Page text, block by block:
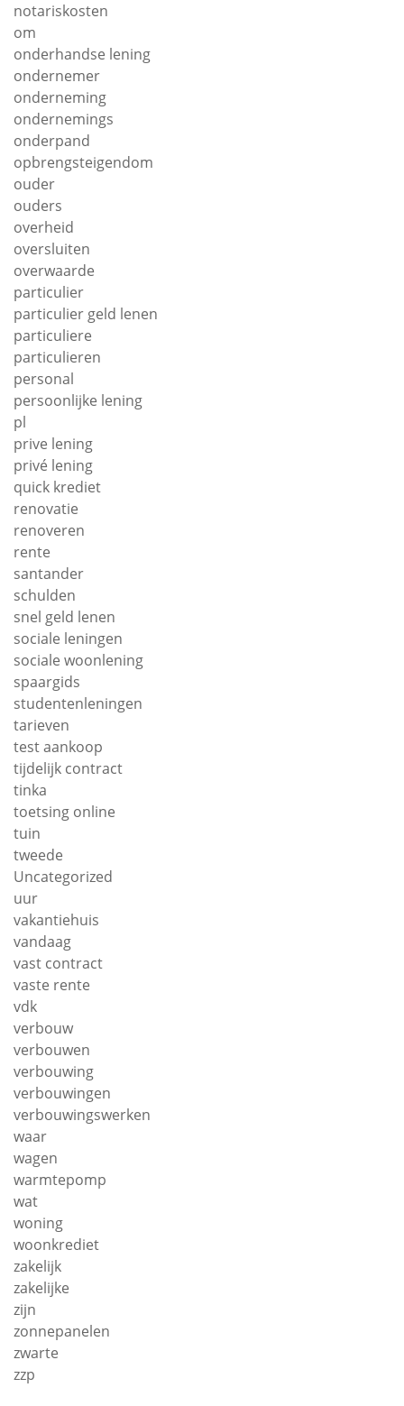
notariskosten
om
onderhandse lening
ondernemer
onderneming
ondernemings
onderpand
opbrengsteigendom
ouder
ouders
overheid
oversluiten
overwaarde
particulier
particulier geld lenen
particuliere
particulieren
personal
persoonlijke lening
pl
prive lening
privé lening
quick krediet
renovatie
renoveren
rente
santander
schulden
snel geld lenen
sociale leningen
sociale woonlening
spaargids
studentenleningen
tarieven
test aankoop
tijdelijk contract
tinka
toetsing online
tuin
tweede
Uncategorized
uur
vakantiehuis
vandaag
vast contract
vaste rente
vdk
verbouw
verbouwen
verbouwing
verbouwingen
verbouwingswerken
waar
wagen
warmtepomp
wat
woning
woonkrediet
zakelijk
zakelijke
zijn
zonnepanelen
zwarte
zzp